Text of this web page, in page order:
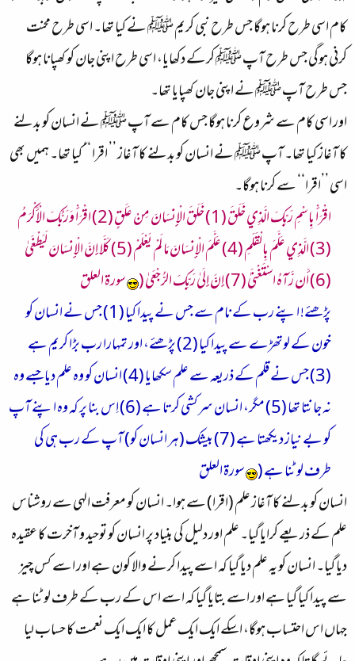
کام اسی طرح کرنا ہوگا جس طرح نبی کریم ﷺ نے کیا تھا۔ اسی طرح محنت
کرنی ہوگی جس طرح آپ ﷺ کرکے دکھایا، اسی طرح اپنی جان کو کھپانا ہوگا
جس طرح آپ ﷺ نے اپنی جان کھپایا تھا۔
اور اسی کام سے شروع کرنا ہوگا جس کام سے آپ ﷺ نے انسان کو بدلنے
کا آغاز کیا تھا۔ آپ ﷺ نے انسان کو بدلنے کا آغاز ’’ اقرا ‘‘ کیا تھا۔ ہمیں بھی
اسی ’’اقرا‘‘ سے کرنا ہوگا۔
اقْرَأْ بِاسْمِ رَبِّكَ الَّذِي خَلَقَ (1) خَلَقَ الْإِنسَانَ مِنْ عَلَقٍ (2) اقْرَأْ وَرَبُّكَ الْأَكْرَمُ
(3) الَّذِي عَلَّمَ بِالْقَلَمِ (4) عَلَّمَ الْإِنسَانَ مَا لَمْ يَعْلَمْ (5) كَلَّا إِنَّ الْإِنسَانَ لَيَطْغَىٰ
(6) أَن رَّآهُ اسْتَغْنَىٰ (7) إِنَّ إِلَىٰ رَبِّكَ الرُّجْعَىٰ (
سورة العلق
پڑھئے! اپنے رب کے نام سے جس نے پیدا کیا (1) جس نے انسان کو
خون کے لوتھڑے سے پیدا کیا (2) پڑھئے، اور تمہارا رب بڑا کریم ہے
(3) جس نے قلم کے ذریعہ سے علم سکھایا (4) انسان کو وہ علم دیا جسے وہ
نہ جانتا تھا (5) مگر، انسان سرکشی کرتا ہے (6) اِس بنا پر کہ وہ اپنے آپ
کو بے نیاز دیکھتا ہے (7) بیشک (ہر انسان کو) آپ کے رب ہی کی
طرف لوٹنا ہے ( سورة العلق
انسان کو بدلنے کا آغاز علم (اقرا) سے ہوا۔ انسان کو معرفت الہی سے روشناس
علم کے ذریعے کرایا گیا۔ علم اور دلیل کی بنیاد پر انسان کو توحید و آخرت کا عقیدہ
دیا گیا۔ انسان کو یہ علم دیا گیا کہ اسے پیدا کرنے والا کون ہے اور اسے کس چیز
سے پیدا کیا گیا ہے اور اسے بتایا گیا کہ اسے اس کے رب کے طرف لوٹنا ہے
جہاں اس احتساب ہوگا، اسکے ایک ایک عمل کا ایک ایک نعمت کا حساب لیا